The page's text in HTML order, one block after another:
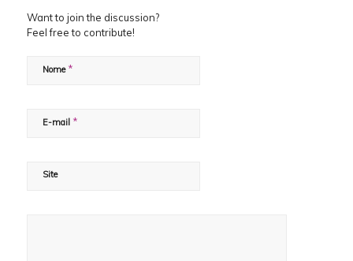
Want to join the discussion?
Feel free to contribute!
Nome *
E-mail *
Site